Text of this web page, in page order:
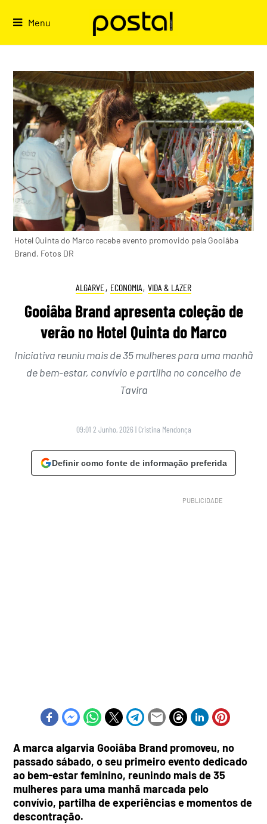
Menu
Hotel Quinta do Marco recebe evento promovido pela Gooiâba
Brand. Fotos DR
ALGARVE, ECONOMIA, VIDA & LAZER
Gooiâba Brand apresenta coleção de
verão no Hotel Quinta do Marco
Iniciativa reuniu mais de 35 mulheres para uma manhã
de bem-estar, convívio e partilha no concelho de
Tavira
09:01 2 Junho, 2026 | Cristina Mendonça
Definir como fonte de informação preferida
A marca algarvia Gooiâba Brand promoveu, no
passado sábado, o seu primeiro evento dedicado
ao bem-estar feminino, reunindo mais de 35
mulheres para uma manhã marcada pelo
convívio, partilha de experiências e momentos de
descontração.